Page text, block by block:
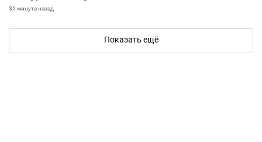
31 минута назад
Показать ещё